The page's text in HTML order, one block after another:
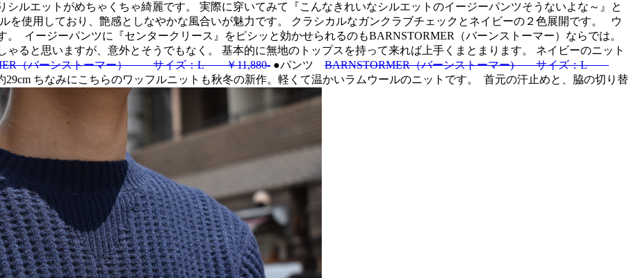
ルエットがめちゃくちゃ綺麗です。 実際に穿いてみて『こんなきれいなシルエットのイージーパンツそうないよな～』と
を使用しており、艶感としなやかな風合いが魅力です。 クラシカルなガンクラブチェックとネイビーの２色展開です。
ウ
。
イージーパンツに『センタークリース』をピシッと効かせられるのもBARNSTORMER（バーンストーマー）ならでは。
ると思いますが、意外とそうでもなく。 基本的に無地のトップスを持って来れば上手くまとまります。 ネイビーのニット
（バーンストーマー） サイズ：L ￥11,880- ●パンツ BARNSTORMER（バーンストーマー) サイズ：L
ちなみにこちらのワッフルニットも秋冬の新作。軽くて温かいラムウールのニットです。 首元の汗止めと、脇の切り替